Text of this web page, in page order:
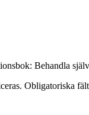
Behandla
Obligatoriska